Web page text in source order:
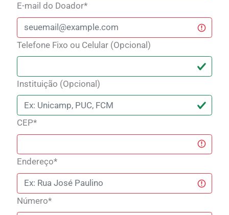
E-mail do Doador*
Telefone Fixo ou Celular (Opcional)
Instituição (Opcional)
CEP*
Endereço*
Número*